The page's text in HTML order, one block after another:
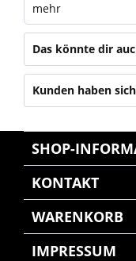
mehr
Das könnte dir
Kunden haben
SHOP-
KONTAKT
WARENKORB
IMPRESSUM